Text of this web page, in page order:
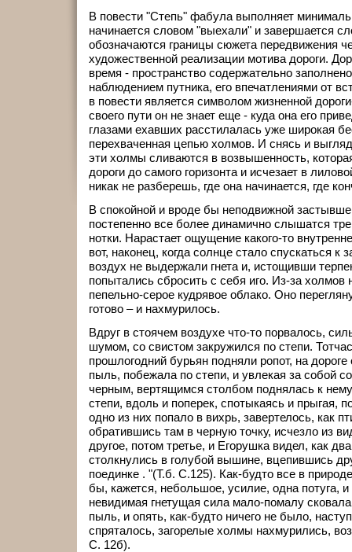
В повести "Степь" фабула выполняет
начинается словом "выехали" и завершается
обозначаются границы сюжета передвижения
художественной реализации мотива дороги.
время - пространство содержательно
наблюдением путника, его впечатлениями от
в повести является символом жизненной
своего пути он не знает еще - куда она его
глазами ехавших расстилалась уже широкая
перехваченная цепью холмов. И снясь и
эти холмы сливаются в возвышенность,
дороги до самого горизонта и исчезает в
никак не разберешь, где она начинается, где
В спокойной и вроде бы неподвижной
постепенно все более динамично слышатся
нотки. Нарастает ощущение какого-то
вот, наконец, когда солнце стало спускаться к
воздух не выдержали гнета и, истощивши
попытались сбросить с себя иго. Из-за холмов
пепельно-серое кудрявое облако. Оно
готово – и нахмурилось.
Вдруг в стоячем воздухе что-то порвалось,
шумом, со свистом закружился по степи.
прошлогодний бурьян подняли ропот, на
пыль, побежала по степи, и увлекая за собой
черным, вертящимся столбом поднялась к
степи, вдоль и поперек, спотыкаясь и прыгая,
одно из них попало в вихрь, завертелось, как
обратившись там в черную точку, исчезло из
другое, потом третье, и Егорушка видел, как
столкнулись в голубой вышине, вцепившись
поединке . "(Т.б. С.125). Как-будто все в
бы, кажется, небольшое, усилие, одна потуга,
невидимая гнетущая сила мало-помалу
пыль, и опять, как-будто ничего не было,
спряталось, загорелые холмы нахмурились,
С. 12б).